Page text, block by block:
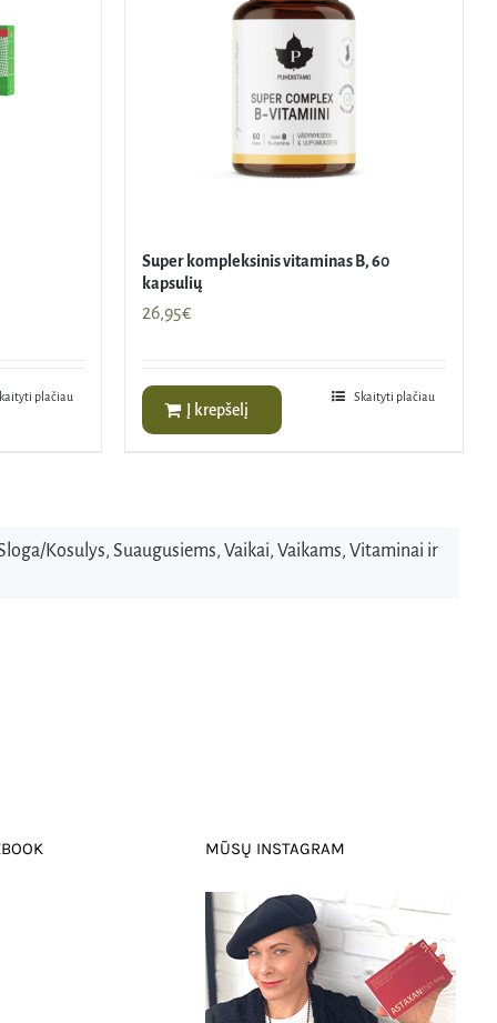
plačiau
Super kompleksinis vitaminas B, 60
kapsulių
26,95€
Į krepšelį
Skaityti plačiau
Kosulys, Suaugusiems, Vaikai, Vaikams, Vitaminai ir
MŪSŲ INSTAGRAM